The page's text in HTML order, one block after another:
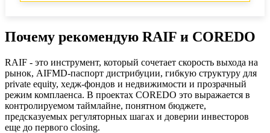
Почему рекомендую RAIF и COREDO
RAIF - это инструмент, который сочетает скорость выхода на
рынок, AIFMD-паспорт дистрибуции, гибкую структуру для
private equity, хедж-фондов и недвижимости и прозрачный
режим комплаенса. В проектах COREDO это выражается в
контролируемом таймлайне, понятном бюджете,
предсказуемых регуляторных шагах и доверии инвесторов
еще до первого closing.